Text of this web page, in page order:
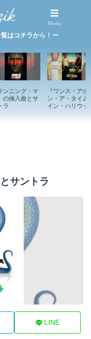
特集記事
はコチラから！ー
ンニング・マ
の挿入曲とサ
ラ
『ワンス・アポ
ン・ア・タイム
イン・ハリウッ
サントラ
LINE
Menu